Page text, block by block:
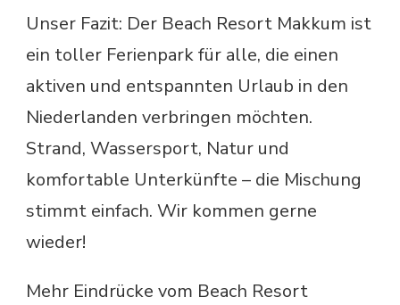
Unser Fazit: Der Beach Resort Makkum ist
ein toller Ferienpark für alle, die einen
aktiven und entspannten Urlaub in den
Niederlanden verbringen möchten.
Strand, Wassersport, Natur und
komfortable Unterkünfte – die Mischung
stimmt einfach. Wir kommen gerne
wieder!
Mehr Eindrücke vom Beach Resort